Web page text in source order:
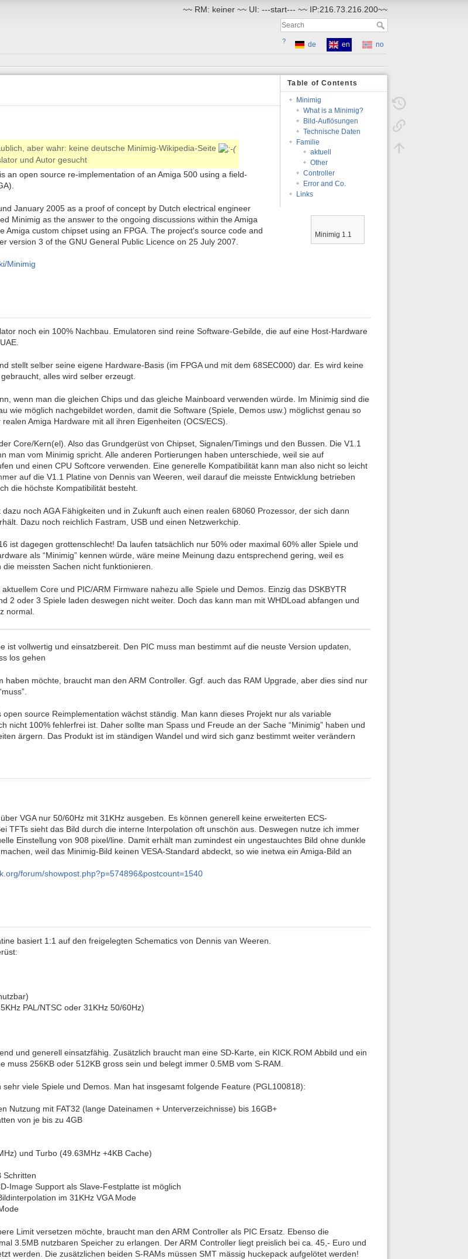
~~ RM: keiner ~~ UI: ---start--- ~~ IP:216.73.216.200~~
? de en
no
Table of Contents
Minimig
What is a Minimig?
Bild-Auflösungen
Technische Daten
Familie
aktuell
Other
Controller
Error and Co.
Links
Minimig 1.1
aber wahr: keine deutsche Minimig-Wikipedia-Seite
und Autor gesucht
an open source re-implementation of an Amiga 500 using a field-
January 2005 as a proof of concept by Dutch electrical engineer
Minimig as the answer to the ongoing discussions within the Amiga
Amiga custom chipset using an FPGA. The project's source code and
version 3 of the GNU General Public Licence on 25 July 2007.
Minimig
noch ein 100% Nachbau. Emulatoren sind reine Software-Gebilde, die auf eine Host-Hardware
stellt selber seine eigene Hardware-Basis (im FPGA und mit dem 68SEC000) dar. Es wird keine
alles wird selber erzeugt.
wenn man die gleichen Chips und das gleiche Mainboard verwenden würde. Im Minimig sind die
wie möglich nachgebildet worden, damit die Software (Spiele, Demos usw.) möglichst genau so
Amiga Hardware mit all ihren Eigenheiten (OCS/ECS).
Core/Kern(el). Also das Grundgerüst von Chipset, Signalen/Timings und den Bussen. Die V1.1
man vom Minimig spricht. Alle anderen Portierungen haben unterschiede, weil sie auf
und einen CPU Softcore verwenden. Eine generelle Kompatibilität kann man also nicht so leicht
auf die V1.1 Platine von Dennis van Weeren, weil darauf die meisste Entwicklung betrieben
die höchste Kompatibilität besteht.
noch AGA Fähigkeiten und in Zukunft auch einen realen 68060 Prozessor, der sich dann
Dazu noch reichlich Fastram, USB und einen Netzwerkchip.
ist dagegen grottenschlecht! Da laufen tatsächlich nur 50% oder maximal 60% aller Spiele und
als “Minimig” kennen würde, wäre meine Meinung dazu entsprechend gering, weil es
meissten Sachen nicht funktionieren.
Core und PIC/ARM Firmware nahezu alle Spiele und Demos. Einzig das DSKBYTR
2 oder 3 Spiele laden deswegen nicht weiter. Doch das kann man mit WHDLoad abfangen und
normal.
ist vollwertig und einsatzbereit. Den PIC muss man bestimmt auf die neuste Version updaten,
los gehen
haben möchte, braucht man den ARM Controller. Ggf. auch das RAM Upgrade, aber dies sind nur
open source Reimplementation wächst ständig. Man kann dieses Projekt nur als variable
nicht 100% fehlerfrei ist. Daher sollte man Spass und Freude an der Sache “Minimig” haben und
ärgern. Das Produkt ist im ständigen Wandel und wird sich ganz bestimmt weiter verändern
VGA nur 50/60Hz mit 31KHz ausgeben. Es können generell keine erweiterten ECS-
TFTs sieht das Bild durch die interne Interpolation oft unschön aus. Deswegen nutze ich immer
Einstellung von 908 pixel/line. Damit erhält man zumindest ein ungestauchtes Bild ohne dunkle
weil das Minimig-Bild keinen VESA-Standard abdeckt, so wie inetwa ein Amiga-Bild an
forum/showpost.php?p=574896&postcount=1540
basiert 1:1 auf den freigelegten Schematics von Dennis van Weeren.
PAL/NTSC oder 31KHz 50/60Hz)
und generell einsatzfähig. Zusätzlich braucht man eine SD-Karte, ein KICK.ROM Abbild und ein
muss 256KB oder 512KB gross sein und belegt immer 0.5MB vom S-RAM.
viele Spiele und Demos. Man hat insgesamt folgende Feature (PGL100818):
Nutzung mit FAT32 (lange Dateinamen + Unterverzeichnisse) bis 16GB+
von je bis zu 4GB
und Turbo (49.63MHz +4KB Cache)
Schritten
Image Support als Slave-Festplatte ist möglich
im 31KHz VGA Mode
Limit versetzen möchte, braucht man den ARM Controller als PIC Ersatz. Ebenso die
3.5MB nutzbaren Speicher zu erlangen. Der ARM Controller liegt preislich bei ca. 45,- Euro und
werden. Die zusätzlichen beiden S-RAMs müssen SMT mässig huckepack aufgelötet werden!